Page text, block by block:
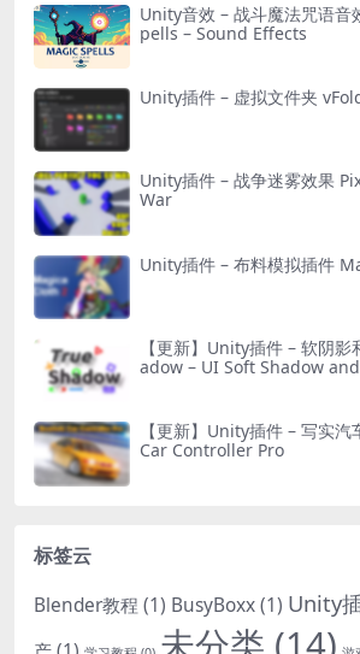
Unity音效 – 战斗魔法咒语
pells – Sound Effects
Unity插件 – 虚拟文件夹
Unity插件 – 战争迷雾效果
War
Unity插件 – 布料模拟插件
【更新】Unity插件 – 软阴
adow – UI Soft Shadow
【更新】Unity插件 – 写实
Car Controller Pro
标签云
Blender教程 (1) BusyBoxx(1) Unity
未分类 (14)